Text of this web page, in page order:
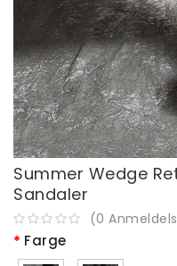
Summer Wedge
Sandaler
(0
Farge